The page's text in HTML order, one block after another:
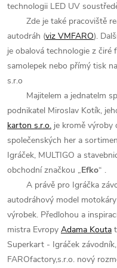
technologii LED UV
Zde je také pracoviště
autodráh (viz VMFARO).
je obalová technologie z
samolepek nebo přímý tisk
s.r.o
Majitelem a jednatelm
podnikatel Miroslav Kotík,
karton s.r.o. je kromě výroby
společenských her a
Igráček, MULTIGO a
obchodní značkou „Efko“ .
A právě pro Igráčka
autodráhový model
výrobek. Předlohou a
mistra Evropy Adama Kouta
Superkart - Igráček
FAROfactory,s.r.o. nový